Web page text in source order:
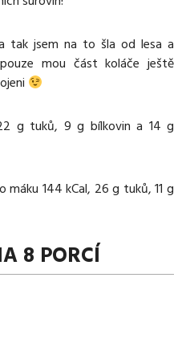
Protažení
Tréninkový plán
tak jsem na to šla od lesa a
mou část koláče ještě
g tuků, 9 g bílkovin a 14 g
máku 144 kCal, 26 g tuků, 11 g
8 PORCÍ